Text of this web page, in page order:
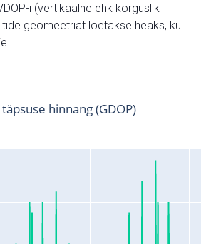
i (vertikaalne ehk kõrguslik
geomeetriat loetakse heaks, kui
hinnang (GDOP)